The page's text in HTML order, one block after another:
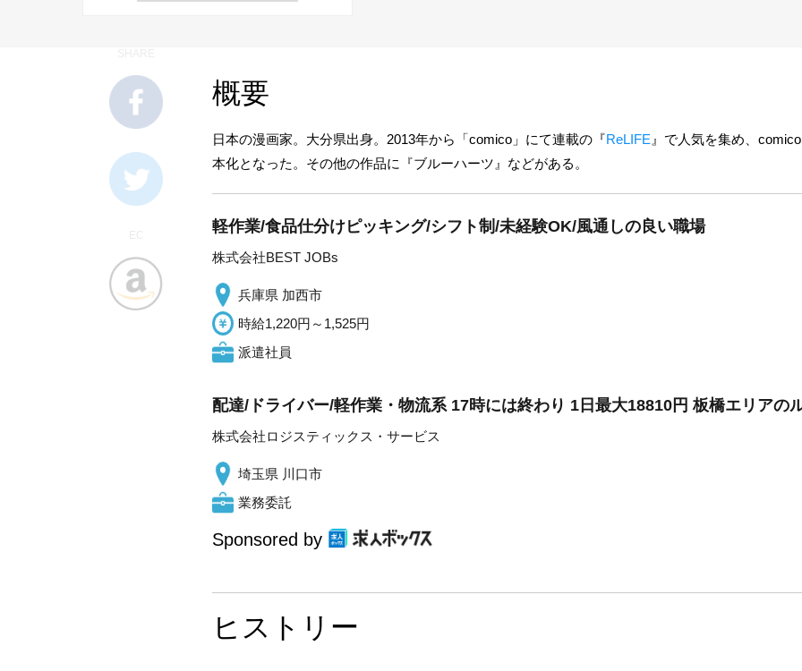
概要
日本の漫画家。大分県出身。2013年から「comico」にて連載の『ReLIFE 』で人気を集め、
本化となった。その他の作品に『ブルーハーツ』などがある。
軽作業/食品仕分けピッキング/シフト制/未経験OK/風通しの良い職場
株式会社BEST JOBs
兵庫県 加西市
時給1,220円～1,525円
派遣社員
配達/ドライバー/軽作業・物流系 17時には終わり 1日最大18810円 板橋エリアの
株式会社ロジスティックス・サービス
埼玉県 川口市
業務委託
Sponsored by
ヒストリー